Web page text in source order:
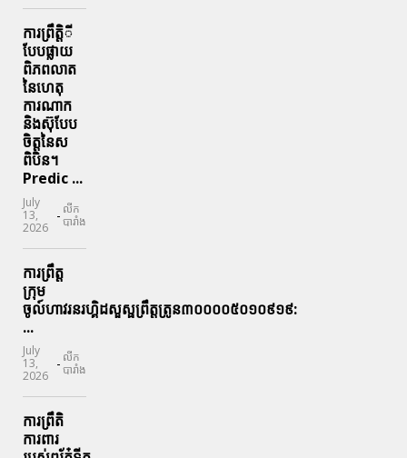
ការព្រឹតិ្តី
បែបផ្លាយ
ពិភពលាត
នៃហេតុ
ការណាក
និងស៊ុបែប
ចិត្តនៃស
ពិបិន។
Predic ...
July
13,
2026
- លីក
បារាំង
ការព្រឹត្ត
ក្រុម
ចូល៍ហាវរនរហ្គិដសួស្ផព្រឹត្តត្រូន៣០០០០៥០១០៩១៩:
...
July
13,
2026
- លីក
បារាំង
ការព្រឹតិ
ការពារ